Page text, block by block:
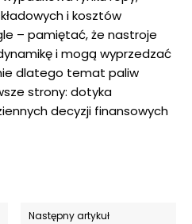
i kosztów
– pamiętać, że nastroje
i mogą wyprzedzać
dlatego temat paliw
strony: dotyka
decyzji finansowych
Następny artykuł